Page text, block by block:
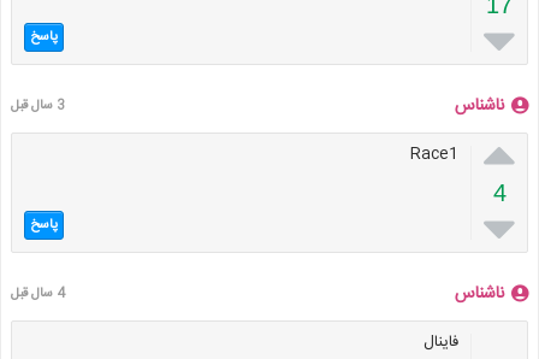
 پاسخ
ناشناس 3 سال قبل

4

Race1
پاسخ
ناشناس 4 سال قبل
فاینال